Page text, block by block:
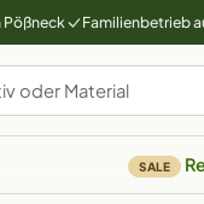
Pößneck Familienbetrieb
SALE